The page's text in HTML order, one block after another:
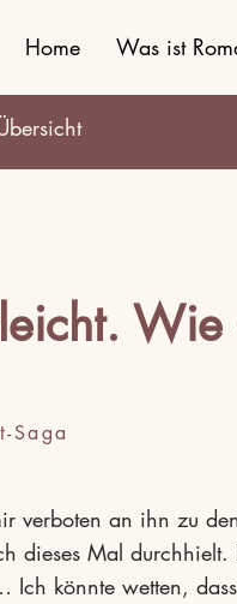
Home Was ist
Saga
verboten an ihn zu
dieses Mal durchhielt.
könnte wetten,